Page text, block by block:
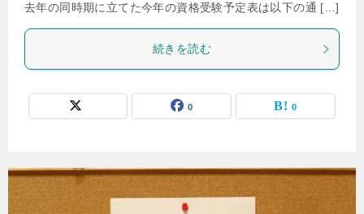
去年の同時期に立てた今年の資格受験予定表は以下の通 […]
続きを読む
0 0